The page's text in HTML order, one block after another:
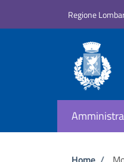
Regione